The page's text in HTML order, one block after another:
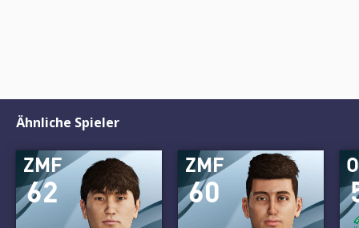
Ähnliche Spieler
62
ZMF
60
ZMF